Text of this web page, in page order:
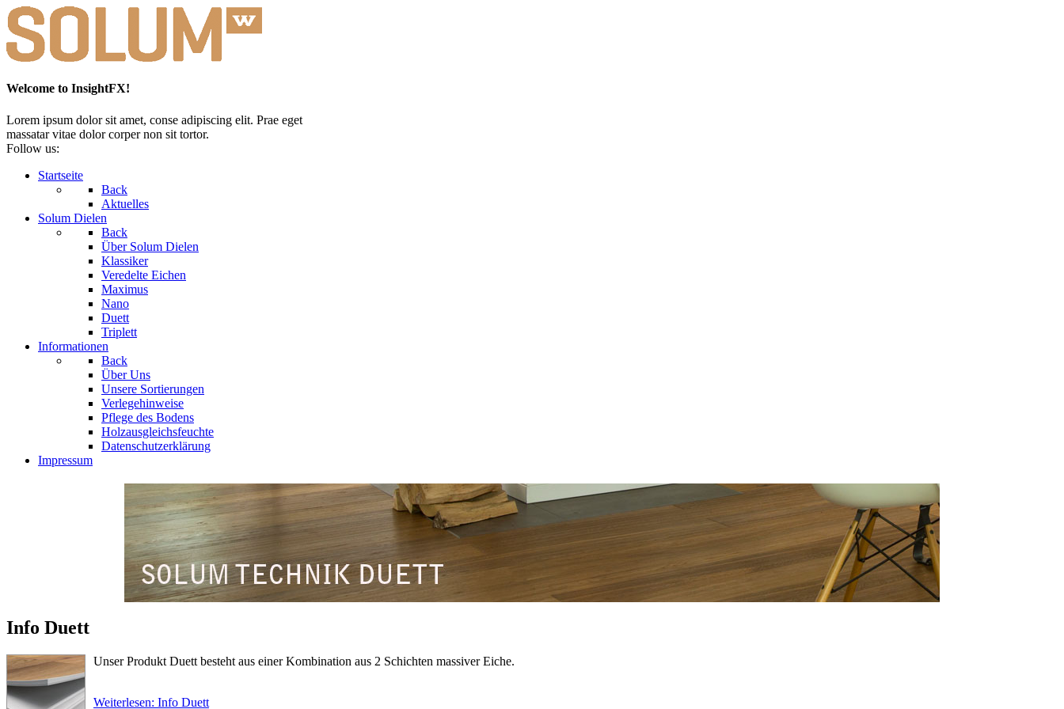
Welcome to InsightFX!
Lorem ipsum dolor sit amet, conse adipiscing elit. Prae eget
massatar vitae dolor corper non sit tortor.
Follow us:
Startseite
Back
Aktuelles
Solum Dielen
Back
Über Solum Dielen
Klassiker
Veredelte Eichen
Maximus
Nano
Duett
Triplett
Informationen
Back
Über Uns
Unsere Sortierungen
Verlegehinweise
Pflege des Bodens
Holzausgleichsfeuchte
Datenschutzerklärung
Impressum
Info Duett
Unser Produkt Duett besteht aus einer Kombination aus 2 Schichten massiver Eiche.
Weiterlesen: Info Duett